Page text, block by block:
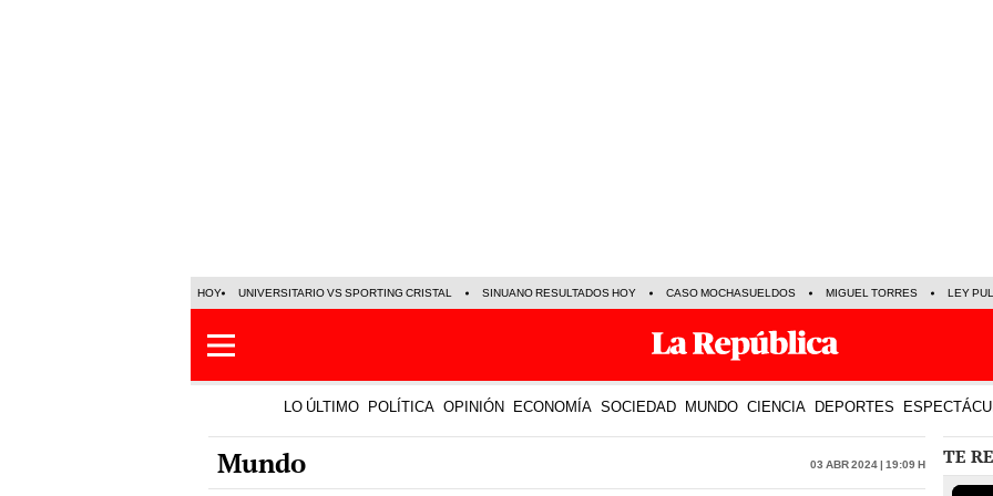
HOY UNIVERSITARIO VS SPORTING CRISTAL SINUANO RESULTADOS HOY CASO MOCHASUELDOS MIGUEL TORRES LEY
LO ÚLTIMO POLÍTICA OPINIÓN ECONOMÍA SOCIEDAD MUNDO CIENCIA DEPORTES
Mundo 03 Abr 2024 | 19:09 h TE